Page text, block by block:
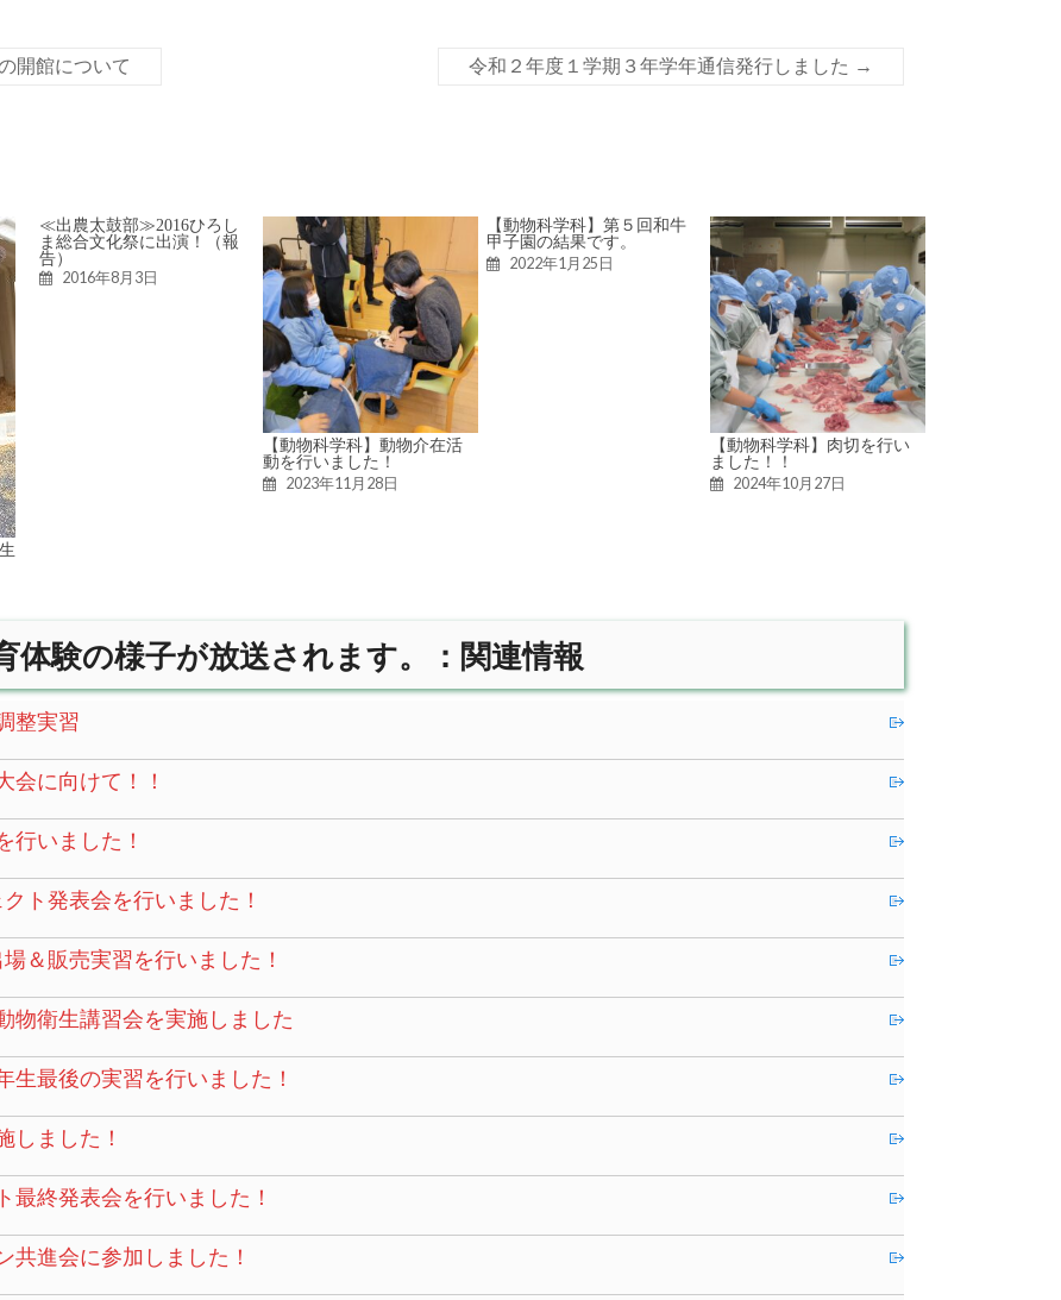
開館について 令和２年度１学期３年学年通信発行しました →
≪出農太鼓部≫2016ひろし
ま総合文化祭に出演！（報
告）
2016年8月3日
【動物科学科】動物介在活
動を行いました！
2023年11月28日
【動物科学科】第５回和牛
甲子園の結果です。
2022年1月25日
【動物科学科】肉切を行い
ました！！
2024年10月27日
体験の様子が放送されます。：関連情報
整実習
会に向けて！！
行いました！
ト発表会を行いました！
＆販売実習を行いました！
物衛生講習会を実施しました
生最後の実習を行いました！
しました！
最終発表会を行いました！
共進会に参加しました！